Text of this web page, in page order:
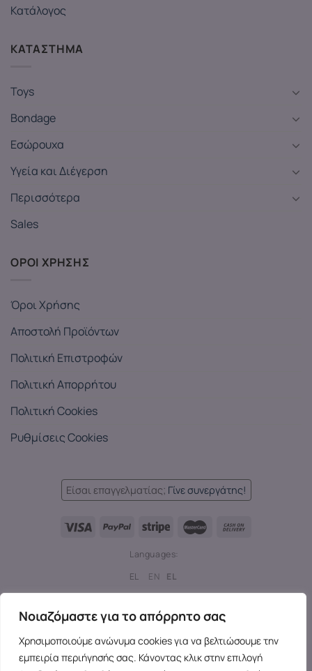
Νοιαζόμαστε για το απόρρητο σας
Χρησιμοποιούμε ανώνυμα cookies για να βελτιώσουμε την
εμπειρία περιήγησής σας. Κάνοντας κλικ στην επιλογή
Κατάλογος
ΚΑΤΑΣΤΗΜΑ
Toys
Bondage
Εσώρουχα
Υγεία και Διέγερση
Περισσότερα
Sales
ΟΡΟΙ ΧΡΗΣΗΣ
Όροι Χρήσης
Αποστολή Προϊόντων
Πολιτική Επιστροφών
Πολιτική Απορρήτου
Πολιτική Cookies
Ρυθμίσεις Cookies
Είσαι επαγγελματίας; Γίνε συνεργάτης!
Languages:
EL
EN EL
Copyright 2026 ©
- Adult toys and merchandise | All
rights reserved.